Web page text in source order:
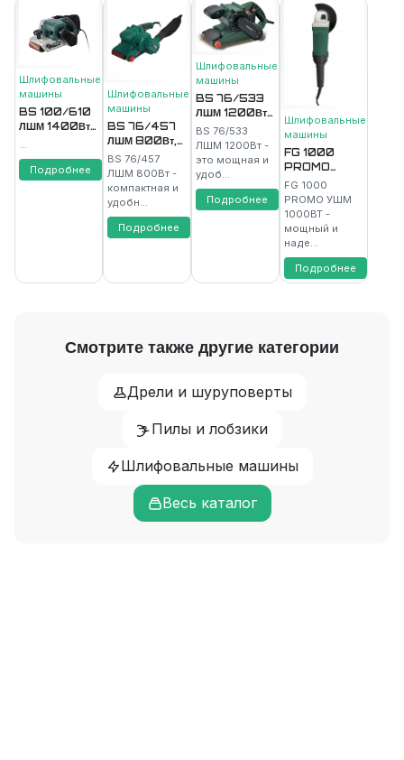
Шлифовальные
машины
BS 100/610
ЛШМ 1400Вт,
FAVOURITE
...
Подробнее
Шлифовальные
машины
BS 76/457
ЛШМ 800Вт,
76*457мм,
120-380м/
мин
FAVOURITE
BS 76/457
ЛШМ 800Вт -
компактная и
удобн...
Подробнее
Шлифовальные
машины
BS 76/533
ЛШМ 1200Вт,
76*533мм,
120-380м/
мин
FAVOURITE
BS 76/533
ЛШМ 1200Вт -
это мощная и
удоб...
Подробнее
Шлифовальные
машины
FG 1000
PROMO
Угловая
шлифовальная
машина
1000Вт,
ф125мм,
FAVOURITE
FG 1000
PROMO УШМ
1000ВТ -
мощный и
наде...
Подробнее
Смотрите также другие категории
Дрели и шуруповерты
Пилы и лобзики
Шлифовальные машины
Весь каталог